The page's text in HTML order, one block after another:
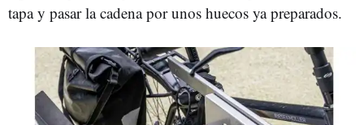
tapa y pasar la cadena por unos huecos ya preparados.